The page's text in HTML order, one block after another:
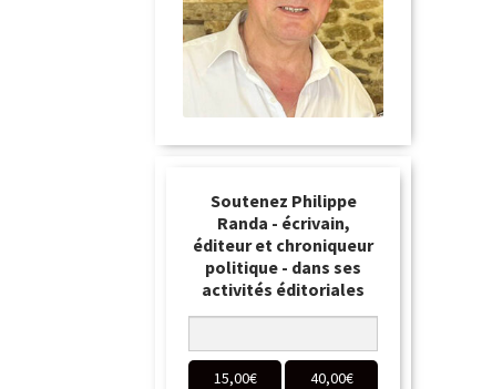
Soutenez Philippe
Randa - écrivain,
éditeur et chroniqueur
politique - dans ses
activités éditoriales
15,00€ 40,00€